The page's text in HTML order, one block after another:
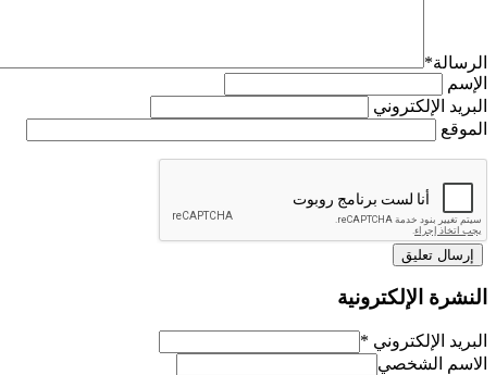
الرسالة*
الإسم
البريد الإلكتروني
الموقع
النشرة الإلكترونية
البريد الإلكتروني *
الاسم الشخصي